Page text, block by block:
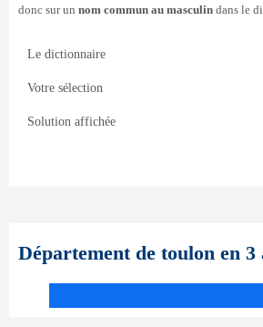
donc sur un nom commun au masculin dans le
Le dictionnaire
Votre sélection
Solution affichée
Département de toulon en 3